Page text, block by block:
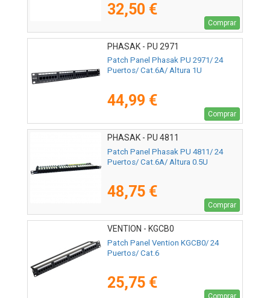
32,50 €
Comprar
PHASAK - PU 2971
Patch Panel Phasak PU 2971/ 24
Puertos/ Cat.6A/ Altura 1U
44,99 €
Comprar
PHASAK - PU 4811
Patch Panel Phasak PU 4811/ 24
Puertos/ Cat.6A/ Altura 0.5U
48,75 €
Comprar
VENTION - KGCB0
Patch Panel Vention KGCB0/ 24
Puertos/ Cat.6
25,75 €